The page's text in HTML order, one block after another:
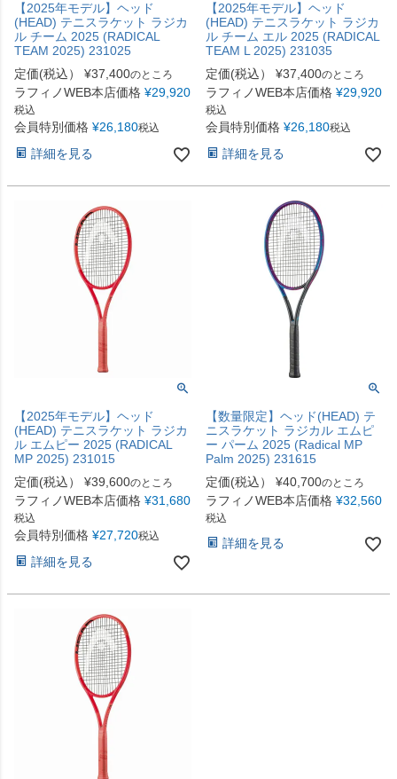
【2025年モデル】ヘッド
(HEAD) テニスラケット ラジカ
ル チーム 2025 (RADICAL
TEAM 2025) 231025
定価(税込）
¥37,400のところ
ラフィノWEB本店価格 ¥29,920
税込
会員特別価格 ¥26,180税込
詳細を見る
【2025年モデル】ヘッド
(HEAD) テニスラケット ラジカ
ル チーム エル 2025 (RADICAL
TEAM L 2025) 231035
定価(税込）
¥37,400のところ
ラフィノWEB本店価格 ¥29,920
税込
会員特別価格 ¥26,180税込
詳細を見る
【2025年モデル】ヘッド
(HEAD) テニスラケット ラジカ
ル エムピー 2025 (RADICAL
MP 2025) 231015
定価(税込）
¥39,600のところ
ラフィノWEB本店価格 ¥31,680
税込
会員特別価格 ¥27,720税込
詳細を見る
【数量限定】ヘッド(HEAD) テ
ニスラケット ラジカル エムピ
ー パーム 2025 (Radical MP
Palm 2025) 231615
定価(税込）
¥40,700のところ
ラフィノWEB本店価格 ¥32,560
税込
詳細を見る